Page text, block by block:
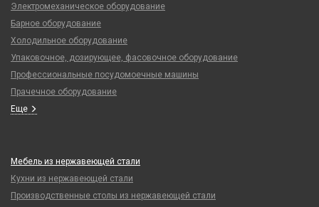
Электромеханическое оборудование
Барное оборудование
Холодильное оборудование
Упаковочное, дозирующее, фасовочное оборудование
Профессиональные посудомоечные машины
Прачечное оборудование
Еще
Мебель из нержавеющей стали
Кухни из нержавеющей стали
Производственные столы из нержавеющей стали